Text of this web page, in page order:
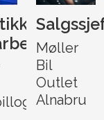
Møller
Bil
Outlet
Alnabru